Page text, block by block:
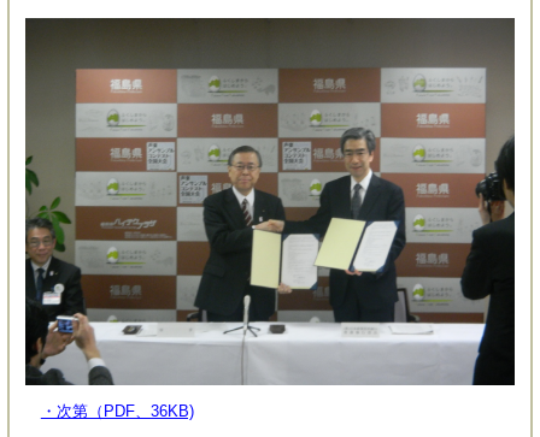
・次第（PDF、36KB)